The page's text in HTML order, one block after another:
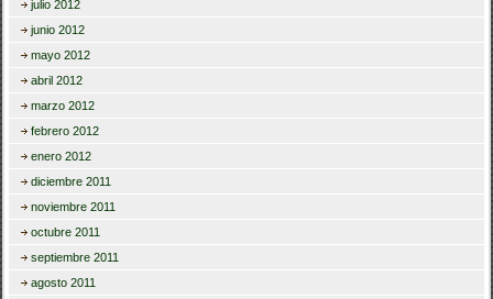
julio 2012
junio 2012
mayo 2012
abril 2012
marzo 2012
febrero 2012
enero 2012
diciembre 2011
noviembre 2011
octubre 2011
septiembre 2011
agosto 2011